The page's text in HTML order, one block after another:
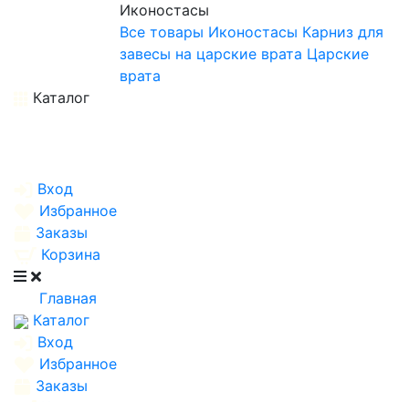
Иконостасы
Все товары Иконостасы Карниз для
завесы на царские врата Царские
врата
Каталог
Вход
Избранное
Заказы
Корзина
Главная
Каталог
Вход
Избранное
Заказы